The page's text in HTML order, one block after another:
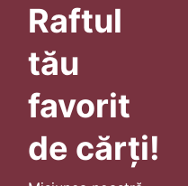
Raftul
tău
favorit
de cărți!